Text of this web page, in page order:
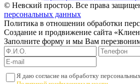
© Невский простор. Все права
персональных данных
Политика в отношении обработки
Создание и продвижение сайта
Заполните форму и мы Вам
Я даю согласие на обработку